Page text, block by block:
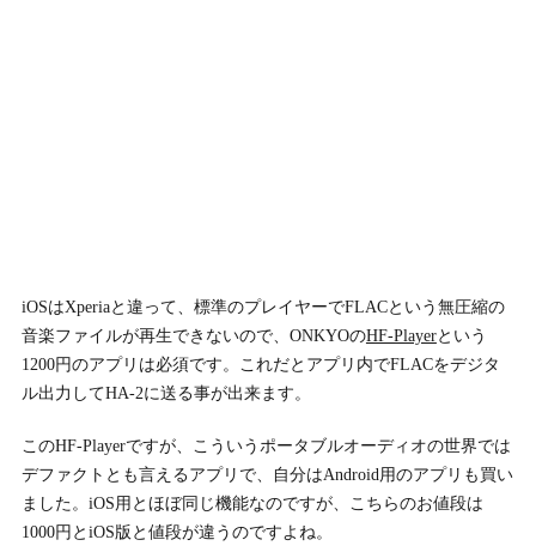
iOSはXperiaと違って、標準のプレイヤーでFLACという無圧縮の
音楽ファイルが再生できないので、ONKYOのHF-Playerという
1200円のアプリは必須です。これだとアプリ内でFLACをデジタ
ル出力してHA-2に送る事が出来ます。
このHF-Playerですが、こういうポータブルオーディオの世界では
デファクトとも言えるアプリで、自分はAndroid用のアプリも買い
ました。iOS用とほぼ同じ機能なのですが、こちらのお値段は
1000円とiOS版と値段が違うのですよね。